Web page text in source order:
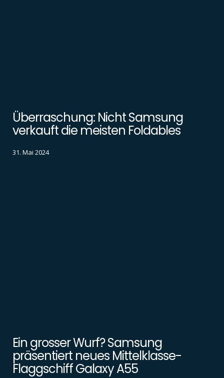
Überraschung: Nicht Samsung
verkauft die meisten Foldables
31. Mai 2024
Ein grosser Wurf? Samsung
präsentiert neues Mittelklasse-
Flaggschiff Galaxy A55